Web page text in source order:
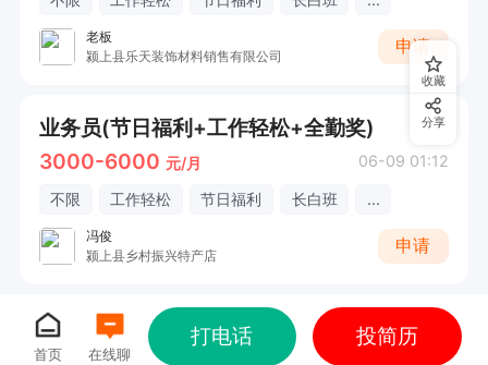
老板
颍上县乐天装饰材料销售有限公司
申请
业务员(节日福利+工作轻松+全勤奖)
3000-6000 元/月 06-09 01:12
不限 工作轻松 节日福利 长白班 ...
冯俊
颍上县乡村振兴特产店
申请
收藏
分享
首页 在线聊
打电话 投简历